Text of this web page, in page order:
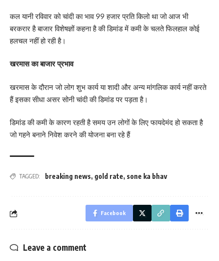
कल यानी रविवार को चांदी का भाव 99 हजार प्रति किलो था जो आज भी
बरकरार है बाजार विशेषज्ञों कहना है की डिमांड में कमी के चलते फिलहाल कोई
हलचल नहीं हो रही है।
खरमास का बाजार प्रभाव
खरमास के दौरान जो लोग शुभ कार्य या शादी और अन्य मांगलिक कार्य नहीं करते
हैं इसका सीधा असर सोनी चांदी की डिमांड पर पड़ता है।
डिमांड की कमी के कारण रहती है समय उन लोगों के लिए फायदेमंद हो सकता है
जो गहने बनाने निवेश करने की योजना बना रहे हैं
TAGGED: breaking news, gold rate, sone ka bhav
Facebook
Leave a comment